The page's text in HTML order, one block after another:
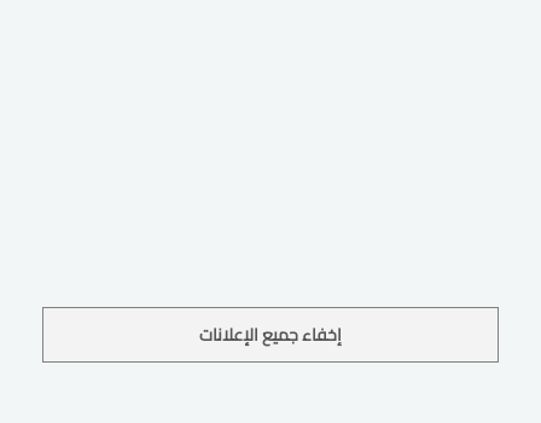
إخفاء جميع الإعلانات